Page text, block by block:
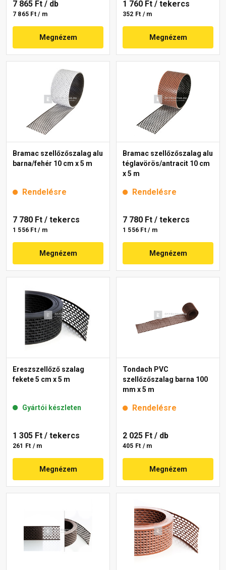
7 865 Ft / db
7 865 Ft / m
Megnézem
1 760 Ft / tekercs
352 Ft / m
Megnézem
Bramac szellőzőszalag alu
barna/fehér 10 cm x 5 m
Rendelésre
7 780 Ft / tekercs
1 556 Ft / m
Megnézem
Bramac szellőzőszalag alu
téglavörös/antracit 10 cm
x 5 m
Rendelésre
7 780 Ft / tekercs
1 556 Ft / m
Megnézem
Ereszszellőző szalag
fekete 5 cm x 5 m
Gyártói készleten
1 305 Ft / tekercs
261 Ft / m
Megnézem
Tondach PVC
szellőzőszalag barna 100
mm x 5 m
Rendelésre
2 025 Ft / db
405 Ft / m
Megnézem